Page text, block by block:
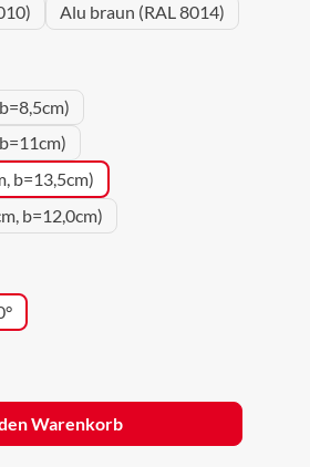
Alu braun (RAL 8014)
b=13,5cm)
b=12,0cm)
Gib den gewünschten
Warenkorb